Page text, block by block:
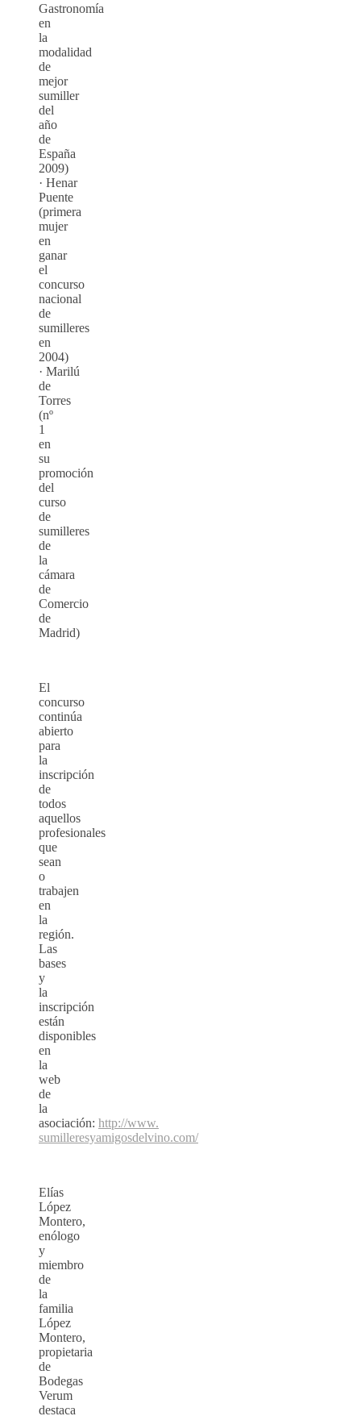
Gastronomía
en
la
modalidad
de
mejor
sumiller
del
año
de
España
2009)
· Henar
Puente
(primera
mujer
en
ganar
el
concurso
nacional
de
sumilleres
en
2004)
· Marilú
de
Torres
(nº
1
en
su
promoción
del
curso
de
sumilleres
de
la
cámara
de
Comercio
de
Madrid)
El
concurso
continúa
abierto
para
la
inscripción
de
todos
aquellos
profesionales
que
sean
o
trabajen
en
la
región.
Las
bases
y
la
inscripción
están
disponibles
en
la
web
de
la
asociación: http://www.
sumilleresyamigosdelvino.com/
Elías
López
Montero,
enólogo
y
miembro
de
la
familia
López
Montero,
propietaria
de
Bodegas
Verum
destaca